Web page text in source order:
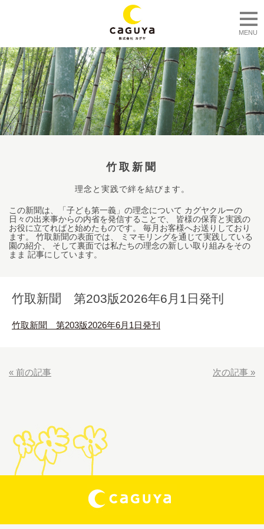
MENU
竹取新聞
理念と実践で絆を結びます。
この新聞は、「子ども第一義」の理念について カグヤクルーの
日々の出来事からの内省を発信することで、 皆様の保育と実践の
お役に立てればと始めたものです。 毎月お客様へお送りしており
ます。 竹取新聞の表面では、 ミマモリングを通じて実践している
園の紹介、 そして裏面では私たちの理念の新しい取り組みをその
まま 記事にしています。
竹取新聞 第203版2026年6月1日発刊
竹取新聞 第203版2026年6月1日発刊
« 前の記事 次の記事 »